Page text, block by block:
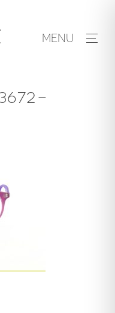
MENU